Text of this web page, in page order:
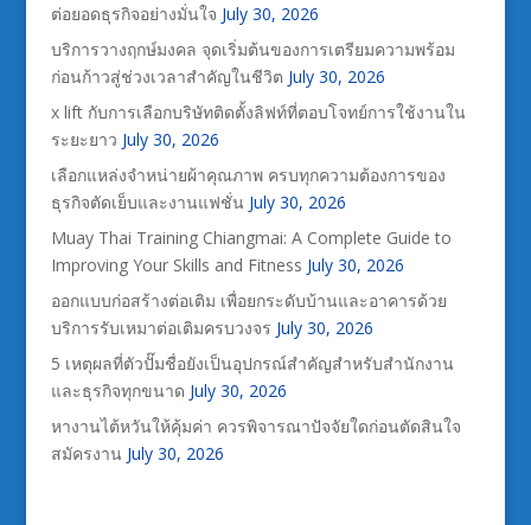
ต่อยอดธุรกิจอย่างมั่นใจ July 30, 2026
บริการวางฤกษ์มงคล จุดเริ่มต้นของการเตรียมความพร้อม
ก่อนก้าวสู่ช่วงเวลาสำคัญในชีวิต July 30, 2026
x lift กับการเลือกบริษัทติดตั้งลิฟท์ที่ตอบโจทย์การใช้งานใน
ระยะยาว July 30, 2026
เลือกแหล่งจำหน่ายผ้าคุณภาพ ครบทุกความต้องการของ
ธุรกิจตัดเย็บและงานแฟชั่น July 30, 2026
Muay Thai Training Chiangmai: A Complete Guide to
Improving Your Skills and Fitness July 30, 2026
ออกแบบก่อสร้างต่อเติม เพื่อยกระดับบ้านและอาคารด้วย
บริการรับเหมาต่อเติมครบวงจร July 30, 2026
5 เหตุผลที่ตัวปั๊มชื่อยังเป็นอุปกรณ์สำคัญสำหรับสำนักงาน
และธุรกิจทุกขนาด July 30, 2026
หางานไต้หวันให้คุ้มค่า ควรพิจารณาปัจจัยใดก่อนตัดสินใจ
สมัครงาน July 30, 2026